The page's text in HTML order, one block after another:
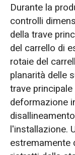
Durante la
controlli
della trave
del carrello di
rotaie del
planarità delle
trave
deformazione
l'installazione.
estremamente